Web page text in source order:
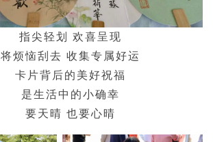
指尖轻划 欢喜呈现
将烦恼刮去 收集专属好运
卡片背后的美好祝福
是生活中的小确幸
要天晴 也要心晴